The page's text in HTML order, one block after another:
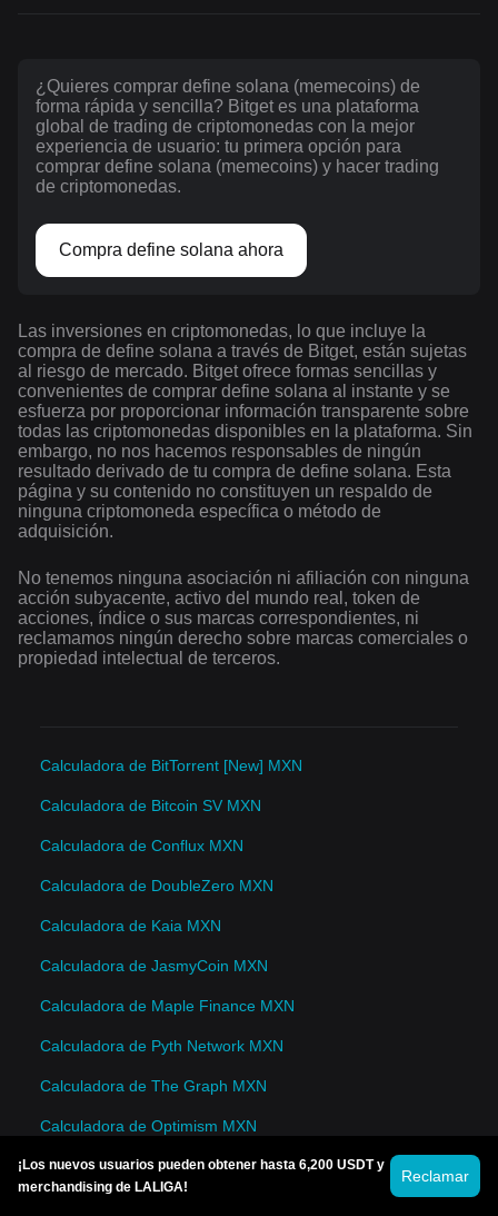
¿Quieres comprar define solana (memecoins) de
forma rápida y sencilla? Bitget es una plataforma
global de trading de criptomonedas con la mejor
experiencia de usuario: tu primera opción para
comprar define solana (memecoins) y hacer trading
de criptomonedas.
Compra define solana ahora
Las inversiones en criptomonedas, lo que incluye la
compra de define solana a través de Bitget, están sujetas
al riesgo de mercado. Bitget ofrece formas sencillas y
convenientes de comprar define solana al instante y se
esfuerza por proporcionar información transparente sobre
todas las criptomonedas disponibles en la plataforma. Sin
embargo, no nos hacemos responsables de ningún
resultado derivado de tu compra de define solana. Esta
página y su contenido no constituyen un respaldo de
ninguna criptomoneda específica o método de
adquisición.
No tenemos ninguna asociación ni afiliación con ninguna
acción subyacente, activo del mundo real, token de
acciones, índice o sus marcas correspondientes, ni
reclamamos ningún derecho sobre marcas comerciales o
propiedad intelectual de terceros.
Calculadora de BitTorrent [New] MXN
Calculadora de Bitcoin SV MXN
Calculadora de Conflux MXN
Calculadora de DoubleZero MXN
Calculadora de Kaia MXN
Calculadora de JasmyCoin MXN
Calculadora de Maple Finance MXN
Calculadora de Pyth Network MXN
Calculadora de The Graph MXN
Calculadora de Optimism MXN
¡Los nuevos usuarios pueden obtener hasta 6,200 USDT y
merchandising de LALIGA!
Reclamar